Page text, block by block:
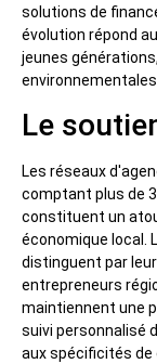
solutions de
évolution répond
jeunes
environnementales.
Le
Les réseaux
comptant plus de
constituent un
économique local.
distinguent par
entrepreneurs
maintiennent une
suivi personnalisé
aux spécificités de